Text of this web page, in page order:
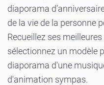
diaporama
de la vie de la personne
Recueillez ses
sélectionnez un modèle
diaporama d'une
d'animation sympas.